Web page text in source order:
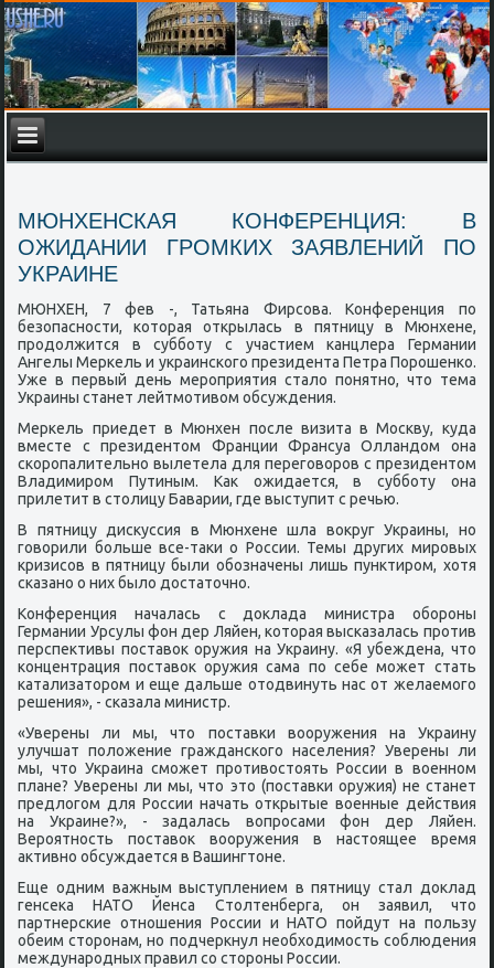
МЮНХЕНСКАЯ КОНФЕРЕНЦИЯ: В
ОЖИДАНИИ ГРОМКИХ ЗАЯВЛЕНИЙ ПО
УКРАИНЕ
МЮНХЕН, 7 фев -, Татьяна Фирсова. Конференция по
безопасности, которая открылась в пятницу в Мюнхене,
продолжится в субботу с участием канцлера Германии
Ангелы Меркель и украинского президента Петра Порошенко.
Уже в первый день мероприятия стало понятно, что тема
Украины станет лейтмотивом обсуждения.
Меркель приедет в Мюнхен после визита в Москву, куда
вместе с президентом Франции Франсуа Олландом она
скоропалительно вылетела для переговоров с президентом
Владимиром Путиным. Как ожидается, в субботу она
прилетит в столицу Баварии, где выступит с речью.
В пятницу дискуссия в Мюнхене шла вокруг Украины, но
говорили больше все-таки о России. Темы других мировых
кризисов в пятницу были обозначены лишь пунктиром, хотя
сказано о них было достаточно.
Конференция началась с доклада министра обороны
Германии Урсулы фон дер Ляйен, которая высказалась против
перспективы поставок оружия на Украину. «Я убеждена, что
концентрация поставок оружия сама по себе может стать
катализатором и еще дальше отодвинуть нас от желаемого
решения», - сказала министр.
«Уверены ли мы, что поставки вооружения на Украину
улучшат положение гражданского населения? Уверены ли
мы, что Украина сможет противостоять России в военном
плане? Уверены ли мы, что это (поставки оружия) не станет
предлогом для России начать открытые военные действия
на Украине?», - задалась вопросами фон дер Ляйен.
Вероятность поставок вооружения в настоящее время
активно обсуждается в Вашингтоне.
Еще одним важным выступлением в пятницу стал доклад
генсека НАТО Йенса Столтенберга, он заявил, что
партнерские отношения России и НАТО пойдут на пользу
обеим сторонам, но подчеркнул необходимость соблюдения
международных правил со стороны России.